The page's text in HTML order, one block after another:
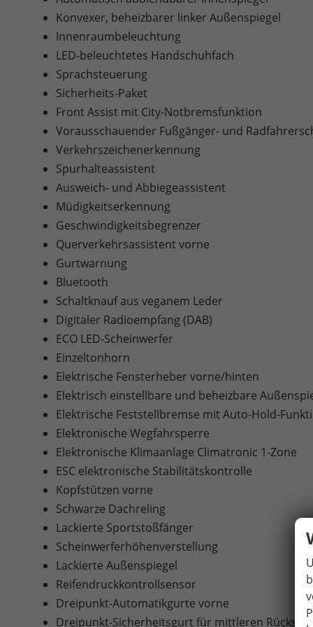
Konvexer, beheizbarer linker Außenspiegel
Innenraumbeleuchtung
LED-beleuchtetes Handschuhfach
Sprachsteuerung
Sicherheits-Paket
Front Assist mit City-Notbremsfunktion
Vorausschauender Fußgänger- und
Verkehrszeichenerkennung
Spurhalteassistent
Ausweich- und Abbiegeassistent
Müdigkeitserkennung
Geschwindigkeitsbegrenzer
Querverkehrsassistent vorne
Gurtwarnung
Bluetooth
Schaltknauf aus veganem Leder
Digitaler Radioempfang (DAB)
ECO LED-Scheinwerfer
Einzeltonhorn
Elektrische Fensterheber vorne/hinten
Elektrisch einstellbare und beheizbare
Elektrische Feststellbremse mit Auto-Hold-
Elektronische Wegfahrsperre
Elektronische Klimaanlage Climatronic 1-Zone
ESC elektronische Stabilitätskontrolle
Kopfstützen vorne
Schwarze Dachreling
Lackierte Sportstoßfänger
Scheinwerferhöhenverstellung
Lackierte Außenspiegel
Reifendruckkontrollsensor
Dreipunkt-Automatikgurte vorne
Dreipunkt-Sicherheitsgurt für mittleren Rücksitz